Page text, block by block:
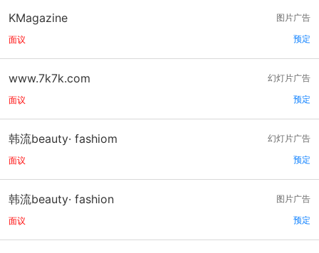
图片广告
KMagazine
预定
面议
幻灯片广告
www.7k7k.com
预定
面议
幻灯片广告
韩流beauty· fashiom
预定
面议
图片广告
韩流beauty· fashion
预定
面议